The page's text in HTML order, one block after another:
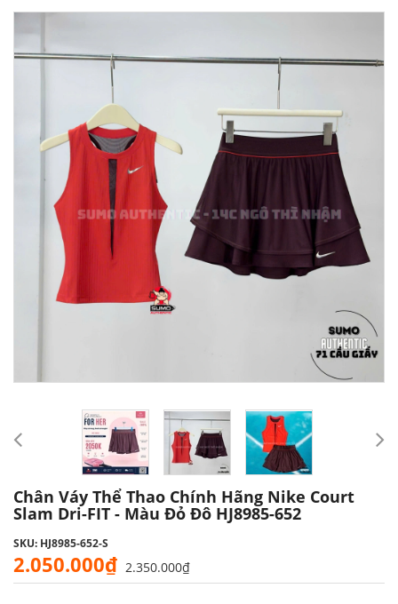
Chân Váy Thể Thao Chính Hãng Nike Court
Slam Dri-FIT - Màu Đỏ Đô HJ8985-652
SKU: HJ8985-652-S
2.050.000₫ 2.350.000₫